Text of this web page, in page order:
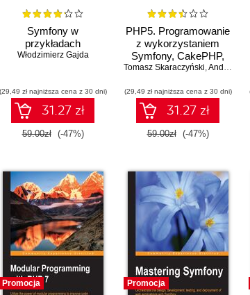
Symfony w
przykładach
Włodzimierz Gajda
(29,49 zł najniższa cena z 30 dni)
31.27 zł
59.00zł (-47%)
PHP5. Programowanie
z wykorzystaniem
Symfony, CakePHP,
Zend Framework
Tomasz Skaraczyński,Andrzej Zoła
(29,49 zł najniższa cena z 30 dni)
31.27 zł
59.00zł (-47%)
Promocja Promocja